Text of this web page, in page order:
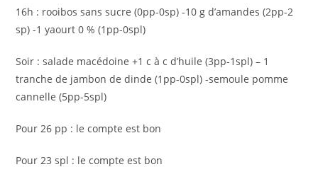
16h : rooibos sans sucre (0pp-0sp) -10 g d’amandes (2pp-2
sp) -1 yaourt 0 % (1pp-0spl)
Soir : salade macédoine +1 c à c d’huile (3pp-1spl) – 1
tranche de jambon de dinde (1pp-0spl) -semoule pomme
cannelle (5pp-5spl)
Pour 26 pp : le compte est bon
Pour 23 spl : le compte est bon